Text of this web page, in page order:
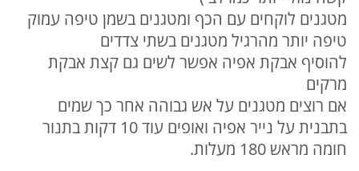
מטגנים לוקחים עם הכף ומטגנים בשמן טיפה עמוק
טיפה יותר מהרגיל מטגנים בשתי צדדים
להוסיף אבקת אפיה אפשר לשים גם קצת אבקת
מרקים
אם רוצים מטגנים על אש גבוהה אחר כך שמים
בתבנית על נייר אפיה ואופים עוד 10 דקות בתנור
חומה מראש 180 מעלות.